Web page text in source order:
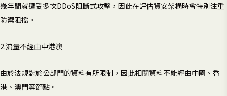
幾年間就遭受多次DDoS阻斷式攻擊，因此在評估資安架構時會特別注重
防禦阻擋。
2.流量不經由中港澳
由於法規對於公部門的資料有所限制，因此相關資料不能經由中國、香
港、澳門等節點。